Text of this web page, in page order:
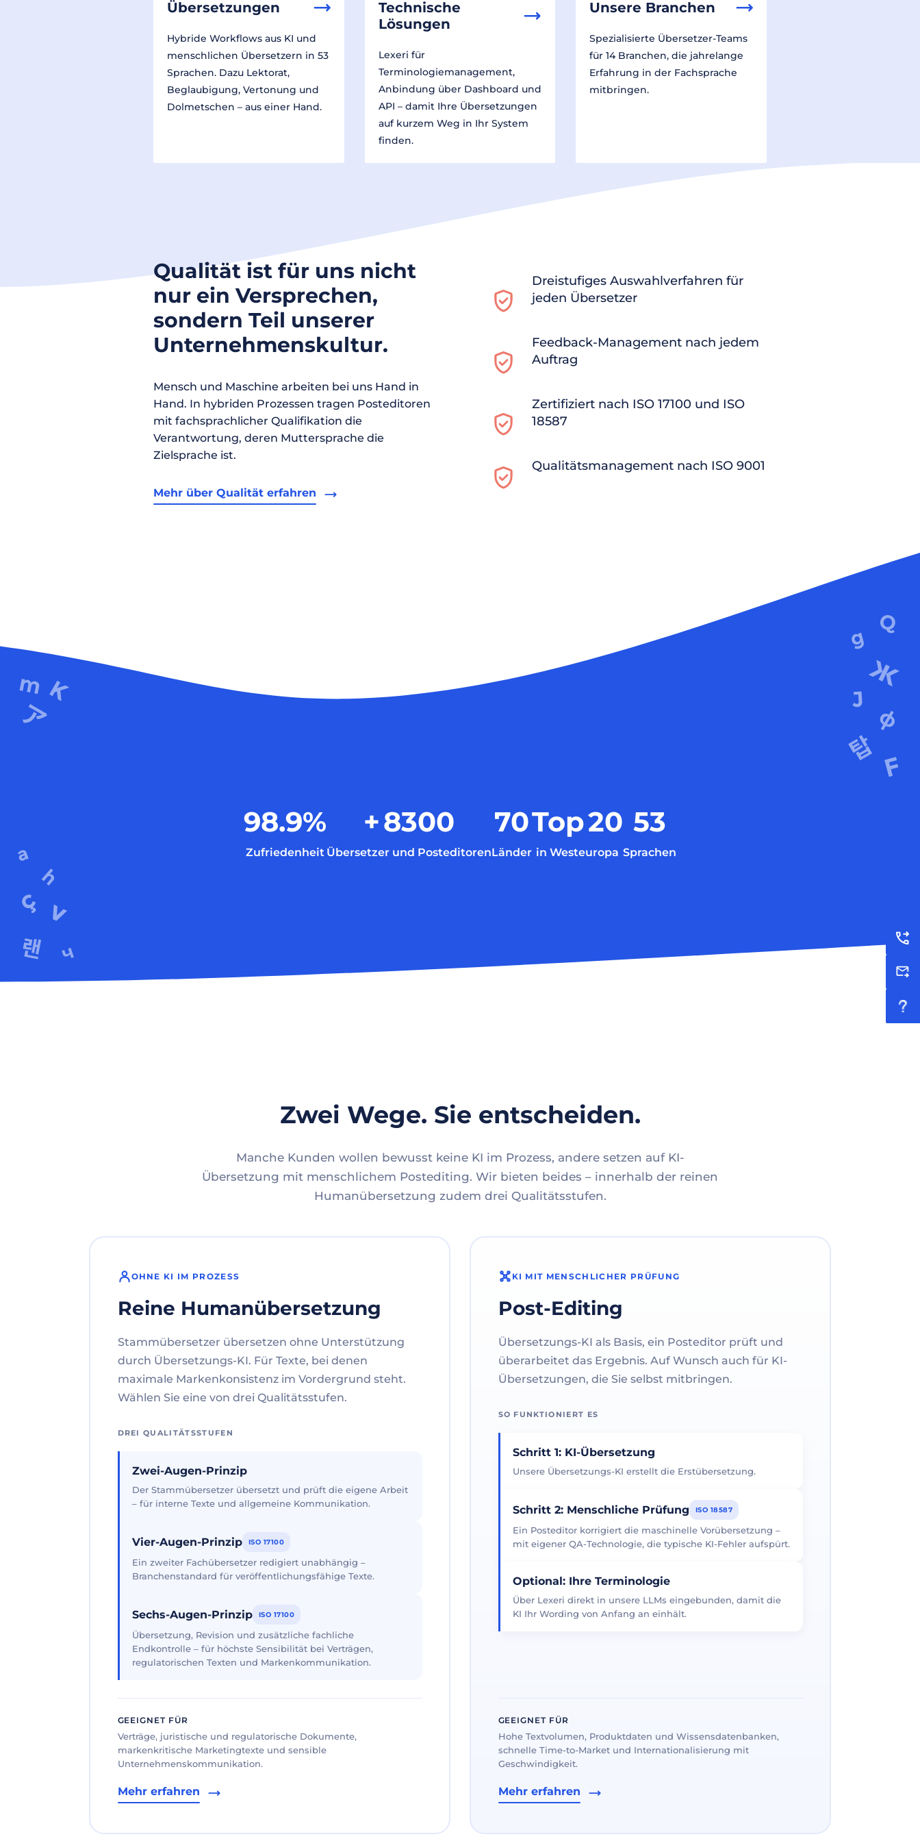
Übersetzungen
Hybride Workflows aus KI und
menschlichen Übersetzern in 53
Sprachen. Dazu Lektorat,
Beglaubigung, Vertonung und
Dolmetschen – aus einer Hand.
Technische
Lösungen
Lexeri für
Terminologiemanagement,
Anbindung über Dashboard und
API – damit Ihre Übersetzungen
auf kurzem Weg in Ihr System
finden.
Unsere Branchen
Spezialisierte Übersetzer-Teams
für 14 Branchen, die jahrelange
Erfahrung in der Fachsprache
mitbringen.
Qualität ist für uns nicht
nur ein Versprechen,
sondern Teil unserer
Unternehmenskultur.
Mensch und Maschine arbeiten bei uns Hand in
Hand. In hybriden Prozessen tragen Posteditoren
mit fachsprachlicher Qualifikation die
Verantwortung, deren Muttersprache die
Zielsprache ist.
Mehr über Qualität erfahren
Dreistufiges Auswahlverfahren für
jeden Übersetzer
Feedback-Management nach jedem
Auftrag
Zertifiziert nach ISO 17100 und ISO
18587
Qualitätsmanagement nach ISO 9001
98.9%
Zufriedenheit
+8300
Übersetzer und Posteditoren
70
Länder
Top20
in Westeuropa
53
Sprachen
Zwei Wege. Sie entscheiden.
Manche Kunden wollen bewusst keine KI im Prozess, andere setzen auf KI-
Übersetzung mit menschlichem Postediting. Wir bieten beides – innerhalb der reinen
Humanübersetzung zudem drei Qualitätsstufen.
OHNE KI IM PROZESS
Reine Humanübersetzung
Stammübersetzer übersetzen ohne Unterstützung
durch Übersetzungs-KI. Für Texte, bei denen
maximale Markenkonsistenz im Vordergrund steht.
Wählen Sie eine von drei Qualitätsstufen.
DREI QUALITÄTSSTUFEN
Zwei-Augen-Prinzip
Der Stammübersetzer übersetzt und prüft die eigene Arbeit
– für interne Texte und allgemeine Kommunikation.
Vier-Augen-Prinzip ISO 17100
Ein zweiter Fachübersetzer redigiert unabhängig –
Branchenstandard für veröffentlichungsfähige Texte.
Sechs-Augen-Prinzip ISO 17100
Übersetzung, Revision und zusätzliche fachliche
Endkontrolle – für höchste Sensibilität bei Verträgen,
regulatorischen Texten und Markenkommunikation.
GEEIGNET FÜR
Verträge, juristische und regulatorische Dokumente,
markenkritische Marketingtexte und sensible
Unternehmenskommunikation.
Mehr erfahren
KI MIT MENSCHLICHER PRÜFUNG
Post-Editing
Übersetzungs-KI als Basis, ein Posteditor prüft und
überarbeitet das Ergebnis. Auf Wunsch auch für KI-
Übersetzungen, die Sie selbst mitbringen.
SO FUNKTIONIERT ES
Schritt 1: KI-Übersetzung
Unsere Übersetzungs-KI erstellt die Erstübersetzung.
Schritt 2: Menschliche Prüfung ISO 18587
Ein Posteditor korrigiert die maschinelle Vorübersetzung –
mit eigener QA-Technologie, die typische KI-Fehler aufspürt.
Optional: Ihre Terminologie
Über Lexeri direkt in unsere LLMs eingebunden, damit die
KI Ihr Wording von Anfang an einhält.
GEEIGNET FÜR
Hohe Textvolumen, Produktdaten und Wissensdatenbanken,
schnelle Time-to-Market und Internationalisierung mit
Geschwindigkeit.
Mehr erfahren